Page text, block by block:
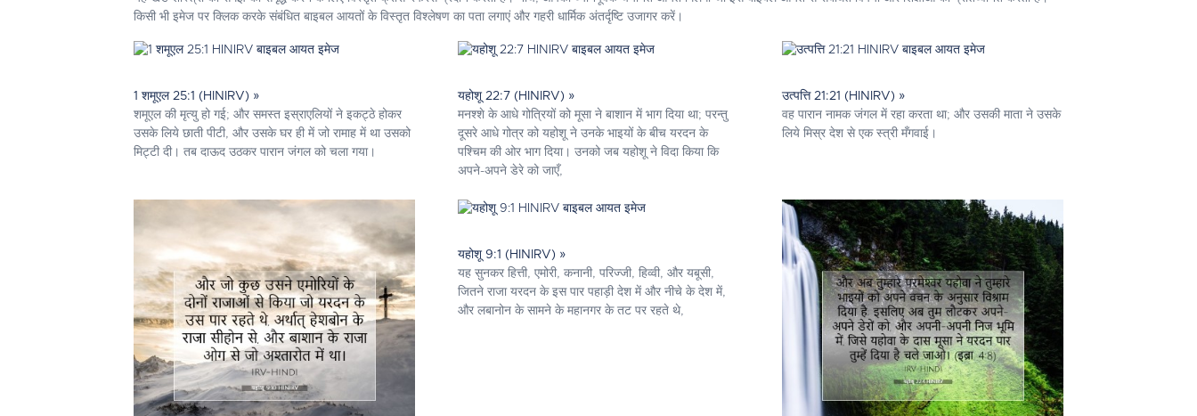
किसी भी इमेज पर क्लिक करके संबंधित बाइबल आयतों के विस्तृत विश्लेषण का पता लगाएं और गहरी धार्मिक अंतर्दृष्टि उजागर करें।
1 शमूएल 25:1 (HINIRV) »
शमूएल की मृत्यु हो गई; और समस्त इस्राएलियों ने इकट्ठे होकर
उसके लिये छाती पीटी, और उसके घर ही में जो रामाह में था उसको
मिट्टी दी। तब दाऊद उठकर पारान जंगल को चला गया।
यहोशू 22:7 (HINIRV) »
मनश्शे के आधे गोत्रियों को मूसा ने बाशान में भाग दिया था; परन्तु
दूसरे आधे गोत्र को यहोशू ने उनके भाइयों के बीच यरदन के
पश्चिम की ओर भाग दिया। उनको जब यहोशू ने विदा किया कि
अपने-अपने डेरे को जाएँ,
उत्पत्ति 21:21 (HINIRV) »
वह पारान नामक जंगल में रहा करता था; और उसकी माता ने उसके
लिये मिस्र देश से एक स्त्री मँगवाई।
यहोशू 9:1 (HINIRV) »
यह सुनकर हित्ती, एमोरी, कनानी, परिज्जी, हिव्वी, और यबूसी,
जितने राजा यरदन के इस पार पहाड़ी देश में और नीचे के देश में,
और लबानोन के सामने के महानगर के तट पर रहते थे,